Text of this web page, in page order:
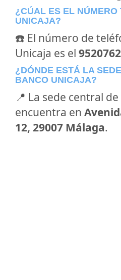
¿CÚAL ES EL NÚMERO
UNICAJA?
☎️ El número de
Unicaja es el
¿DÓNDE ESTÁ LA
BANCO UNICAJA?
📍 La sede central de
encuentra en
12, 29007 Málaga.